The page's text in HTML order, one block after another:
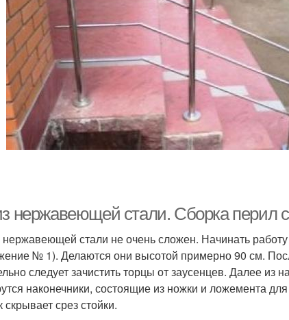
нержавеющей стали. Сборка перил
стали не очень сложен. Начинать
№ 1). Делаются они высотой примерно 90 см.
следует зачистить торцы от заусенцев. Далее из
наконечники, состоящие из ножки и ложемента
скрывает срез стойки.